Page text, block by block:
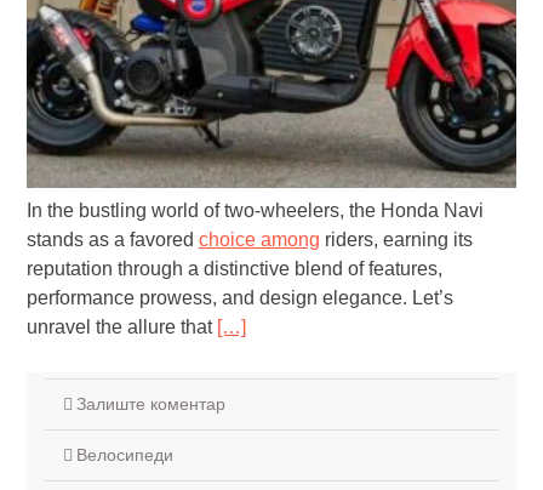
In the bustling world of two-wheelers, the Honda Navi
stands as a favored choice among riders, earning its
reputation through a distinctive blend of features,
performance prowess, and design elegance. Let’s
unravel the allure that […]
Залиште коментар
Велосипеди